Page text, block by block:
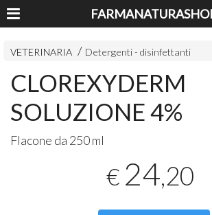
VETERINARIA Detergenti - disinfettanti
CLOREXYDERM
SOLUZIONE 4%
Flacone da 250 ml
€ 24,20